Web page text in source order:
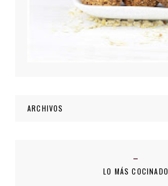
ARCHIVOS
LO MÁS COCINADO